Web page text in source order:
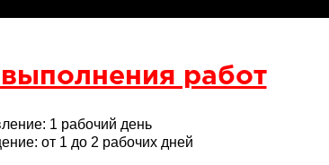
работ
1 рабочий день
от 1 до 2 рабочих дней